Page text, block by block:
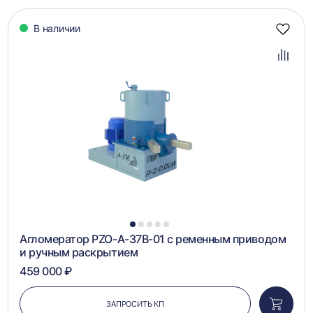
В наличии
1 2 3 4 5
Агломератор PZO-А-37B-01 с ременным приводом
и ручным раскрытием
459 000 ₽
ЗАПРОСИТЬ КП